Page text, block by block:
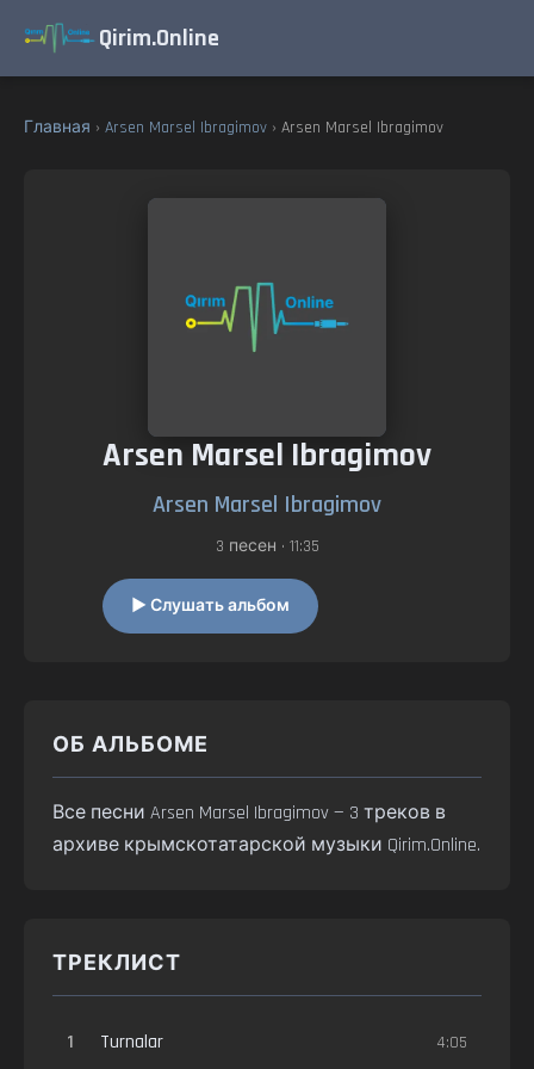
Qirim.Online
Главная › Arsen Marsel Ibragimov › Arsen Marsel Ibragimov
Arsen Marsel Ibragimov
Arsen Marsel Ibragimov
3 песен • 11:35
▶ Слушать альбом
ОБ АЛЬБОМЕ
Все песни Arsen Marsel Ibragimov — 3 треков в
архиве крымскотатарской музыки Qirim.Online.
ТРЕКЛИСТ
1 Turnalar 4:05